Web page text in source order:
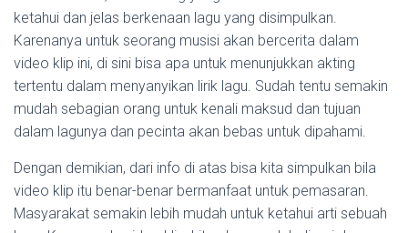
ketahui dan jelas berkenaan lagu yang disimpulkan.
Karenanya untuk seorang musisi akan bercerita dalam
video klip ini, di sini bisa apa untuk menunjukkan akting
tertentu dalam menyanyikan lirik lagu. Sudah tentu semakin
mudah sebagian orang untuk kenali maksud dan tujuan
dalam lagunya dan pecinta akan bebas untuk dipahami.
Dengan demikian, dari info di atas bisa kita simpulkan bila
video klip itu benar-benar bermanfaat untuk pemasaran.
Masyarakat semakin lebih mudah untuk ketahui arti sebuah